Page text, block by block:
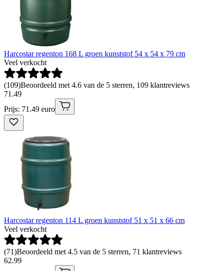
Harcostar regenton 168 L groen kunststof 54 x 54 x 79 cm
Veel verkocht
(109)Beoordeeld met 4.6 van de 5 sterren, 109 klantreviews
71 .49
Prijs: 71.49 euro
Harcostar regenton 114 L groen kunststof 51 x 51 x 66 cm
Veel verkocht
(71)Beoordeeld met 4.5 van de 5 sterren, 71 klantreviews
62.99